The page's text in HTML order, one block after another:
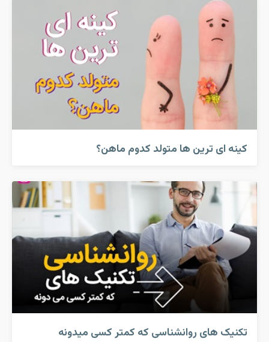
کینه ای ترین ها متولد کدوم ماهن؟
تکنیک های روانشناسی که کمتر کسی میدونه